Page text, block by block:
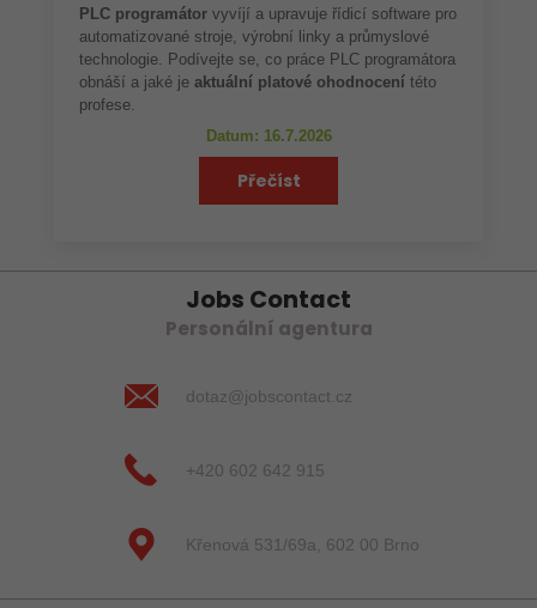
PLC programátor vyvíjí a upravuje řídicí software pro
automatizované stroje, výrobní linky a průmyslové
technologie. Podívejte se, co práce PLC programátora
obnáší a jaké je aktuální platové ohodnocení této
profese.
Datum: 16.7.2026
Přečíst
Jobs Contact
Personální agentura
dotaz@jobscontact.cz
+420 602 642 915
Křenová 531/69a, 602 00 Brno